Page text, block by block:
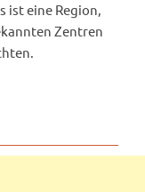
ist eine Region,
Zentren